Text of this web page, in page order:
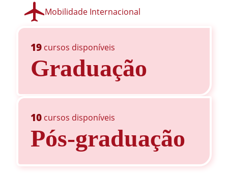
Mobilidade Internacional
19 cursos disponíveis
Graduação
10 cursos disponíveis
Pós-graduação